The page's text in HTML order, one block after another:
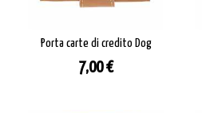
Porta carte di credito Dog
Prezzo
7,00 €